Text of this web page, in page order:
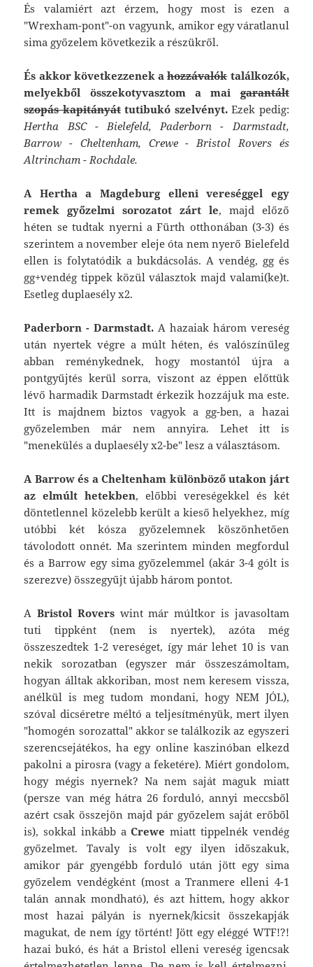
És valamiért azt érzem, hogy most is ezen a
"Wrexham-pont"-on vagyunk, amikor egy váratlanul
sima győzelem következik a részükről.
És akkor következzenek ahozzávalóktalálkozók,
melyekből összekotyvasztom a maigarantált
szopás kapitányáttutibukó szelvényt.Ezek pedig:
Hertha BSC - Bielefeld, Paderborn - Darmstadt,
Barrow - Cheltenham, Crewe - Bristol Rovers és
Altrincham - Rochdale.
A Hertha a Magdeburg elleni vereséggel egy
remek győzelmi sorozatot zárt le, majd előző
héten se tudtak nyerni a Fürth otthonában (3-3) és
szerintem a november eleje óta nem nyerő Bielefeld
ellen is folytatódik a bukdácsolás. A vendég, gg és
gg+vendég tippek közül választok majd valami(ke)t.
Esetleg duplaesély x2.
Paderborn - Darmstadt. A hazaiak három vereség
után nyertek végre a múlt héten, és valószínűleg
abban reménykednek, hogy mostantól újra a
pontgyűjtés kerül sorra, viszont az éppen előttük
lévő harmadik Darmstadt érkezik hozzájuk ma este.
Itt is majdnem biztos vagyok a gg-ben, a hazai
győzelemben már nem annyira. Lehet itt is
"menekülés a duplaesély x2-be" lesz a választásom.
A Barrow és a Cheltenham különböző utakon járt
az elmúlt hetekben, előbbi vereségekkel és két
döntetlennel közelebb került a kieső helyekhez, míg
utóbbi két kósza győzelemnek köszönhetően
távolodott onnét. Ma szerintem minden megfordul
és a Barrow egy sima győzelemmel (akár 3-4 gólt is
szerezve) összegyűjt újabb három pontot.
ABristol Roverswint már múltkor is javasoltam
tuti tippként (nem is nyertek), azóta még
összeszedtek 1-2 vereséget, így már lehet 10 is van
nekik sorozatban (egyszer már összeszámoltam,
hogyan álltak akkoriban, most nem keresem vissza,
anélkül is meg tudom mondani, hogy NEM JÓL),
szóval dicséretre méltó a teljesítményük, mert ilyen
"homogén sorozattal" akkor se találkozik az egyszeri
szerencsejátékos, ha egy online kaszinóban elkezd
pakolni a pirosra (vagy a feketére). Miért gondolom,
hogy mégis nyernek? Na nem saját maguk miatt
(persze van még hátra 26 forduló, annyi meccsből
azért csak összejön majd pár győzelem saját erőből
is), sokkal inkább aCrewe miatt tippelnék vendég
győzelmet. Tavaly is volt egy ilyen időszakuk,
amikor pár gyengébb forduló után jött egy sima
győzelem vendégként (most a Tranmere elleni 4-1
talán annak mondható), és azt hittem, hogy akkor
most hazai pályán is nyernek/kicsit összekapják
magukat, de nem így történt! Jött egy eléggé WTF!?!
hazai bukó, és hát a Bristol elleni vereség igencsak